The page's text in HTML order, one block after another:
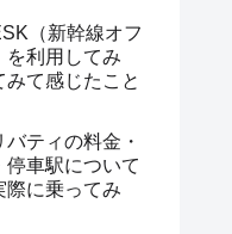
（新幹線オフ
を利用してみ
みて感じたこと
ティの料金・
停車駅について
際に乗ってみ